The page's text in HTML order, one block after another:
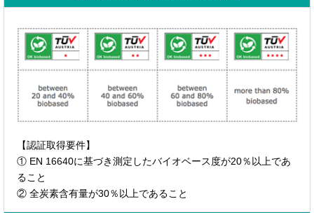
【認証取得要件】
① EN 16640に基づき測定したバイオベース度が20％以上であ
ること
② 全炭素含有量が30％以上であること